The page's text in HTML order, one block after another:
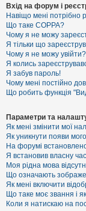
є
с
т
р
а
ц
і
я
Т
м
и
б
е
з
в
і
д
п
о
в
і
Вхід на форум і
Навіщо мені потрібно
Що таке COPPA?
Чому я не можу
Я тільки що
Чому я не можу увійти?
Я колись
Я забув пароль!
Чому мені постійно
Що робить функція
Параметри та
Як мені змінити мої
Як уникнути появи
На форумі
Я встановив власну
Моя рідна мова
Що означають
Як мені включити
Що таке моє звання і
Коли я натискаю на